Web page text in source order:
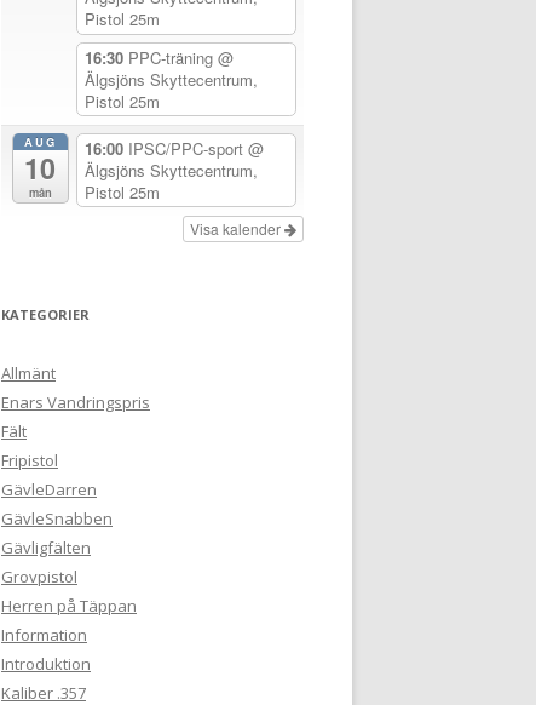
Pistol 25m
16:30 PPC-träning @
Älgsjöns Skyttecentrum,
Pistol 25m
AUG
10
mån
16:00 IPSC/PPC-sport @
Älgsjöns Skyttecentrum,
Pistol 25m
Visa kalender
KATEGORIER
Allmänt
Enars Vandringspris
Fält
Fripistol
GävleDarren
GävleSnabben
Gävligfälten
Grovpistol
Herren på Täppan
Information
Introduktion
Kaliber .357